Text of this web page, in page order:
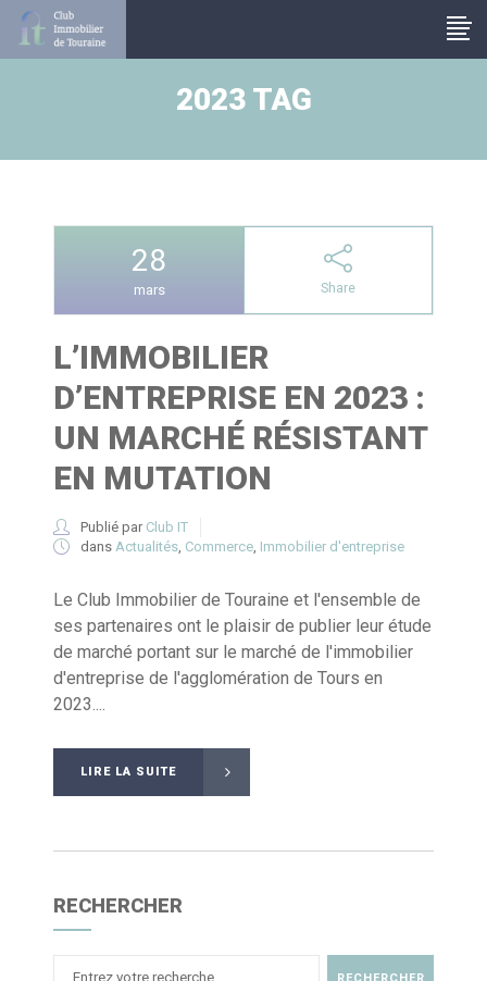
2023 TAG
28
mars Share
L’IMMOBILIER
D’ENTREPRISE EN 2023 :
UN MARCHÉ RÉSISTANT
EN MUTATION
Publié par Club IT
dans Actualités, Commerce, Immobilier d'entreprise
Le Club Immobilier de Touraine et l'ensemble de
ses partenaires ont le plaisir de publier leur étude
de marché portant sur le marché de l'immobilier
d'entreprise de l'agglomération de Tours en
2023....
LIRE LA SUITE
RECHERCHER
Panneau de gestion des cookies